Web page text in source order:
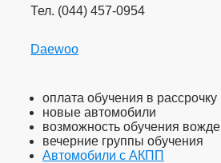
Тел. (044) 457-0954
Daewoo
оплата обучения в рассрочку
новые автомобили
возможность обучения
вечерние группы обучения
Автомобили с АКПП